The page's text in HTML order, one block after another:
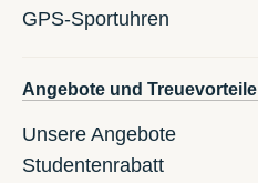
GPS-Sportuhren
Angebote und Treuevorteile
Unsere Angebote
Studentenrabatt